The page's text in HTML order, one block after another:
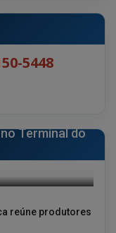
5448
Terminal do
reúne produtores